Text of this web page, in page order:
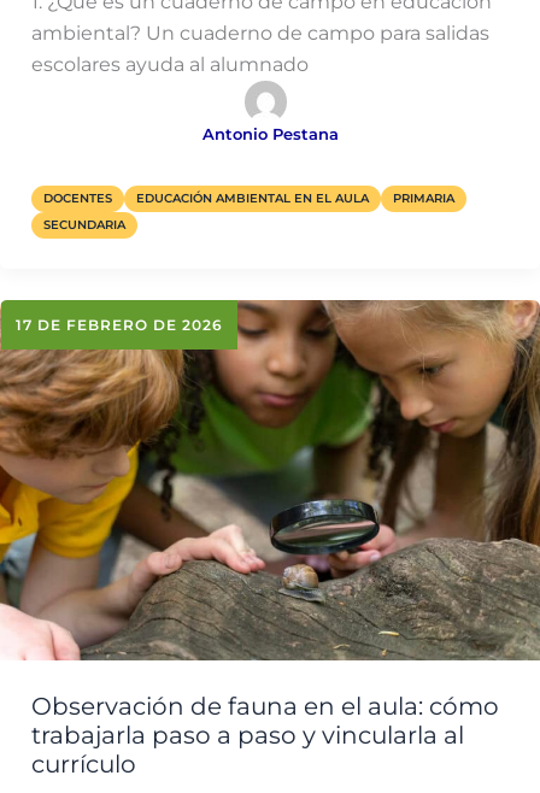
ambiental? Un cuaderno de campo para salidas
escolares ayuda al alumnado
Antonio Pestana
DOCENTES EDUCACIÓN AMBIENTAL EN EL AULA
PRIMARIA
SECUNDARIA
Observación de fauna en el aula: cómo
trabajarla paso a paso y vincularla al
currículo
17 DE FEBRERO DE 2026